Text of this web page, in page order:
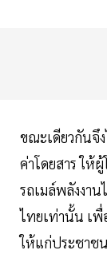
ขณะเดียวกันจึ
ค่าโดยสาร ให้
รถเมล์พลังงา
ไทยเท่านั้น เ
ให้แก่ประชาชน